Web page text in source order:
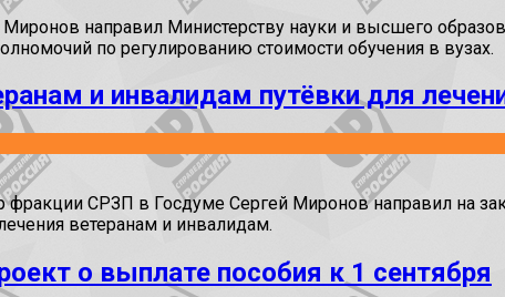
направил Министерству науки и высшего
по регулированию стоимости обучения в вузах.
и инвалидам путёвки для
фракции СРЗП в Госдуме Сергей Миронов направил на
ветеранам и инвалидам.
о выплате пособия к 1 сентября